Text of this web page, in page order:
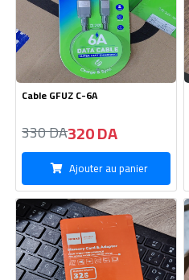
Carte Mémoir MERAS 32GB
1150 DA1100 DA
Ajouter au panier
Nouveau